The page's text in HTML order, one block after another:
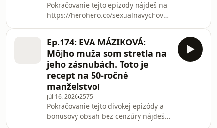
Pokračovanie tejto epizódy nájdeš na
https://herohero.co/sexualnavychova .
ľudí? Sú ženy čoraz náročnejšie, alebo
sa muži zasekli v predĺženom detstve?
V novej epizóde sa s obľúbeným
psychológom Alešom Bednaříkom
pozrieme na to, čo sa deje s dnešnými
vzťahmi. Rozobrali sme: Prečo je veľa
ľudí single absolútne dobrovoľne,
Prečo ženy napredujú, zatiaľ čo muži
Ep.174: EVA MÁZIKOVÁ:
Môjho muža som stretla na
jeho zásnubách. Toto je
recept na 50-ročné
manželstvo!
júl 16, 20262575
Pokračovanie tejto divokej epizódy a
bonusový obsah bez cenzúry nájdeš